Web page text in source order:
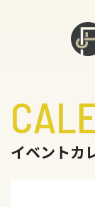
イベントカ